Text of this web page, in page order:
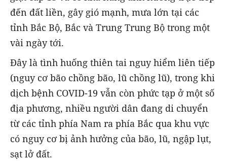
đến đất liền, gây gió mạnh, mưa lớn tại các
tỉnh Bắc Bộ, Bắc và Trung Trung Bộ trong một
vài ngày tới.
Đây là tình huống thiên tai nguy hiểm liên tiếp
(nguy cơ bão chồng bão, lũ chồng lũ), trong khi
dịch bệnh COVID-19 vẫn còn phức tạp ở một số
địa phương, nhiều người dân đang di chuyển
từ các tỉnh phía Nam ra phía Bắc qua khu vực
có nguy cơ bị ảnh hưởng của bão, lũ, ngập lụt,
sạt lở đất.